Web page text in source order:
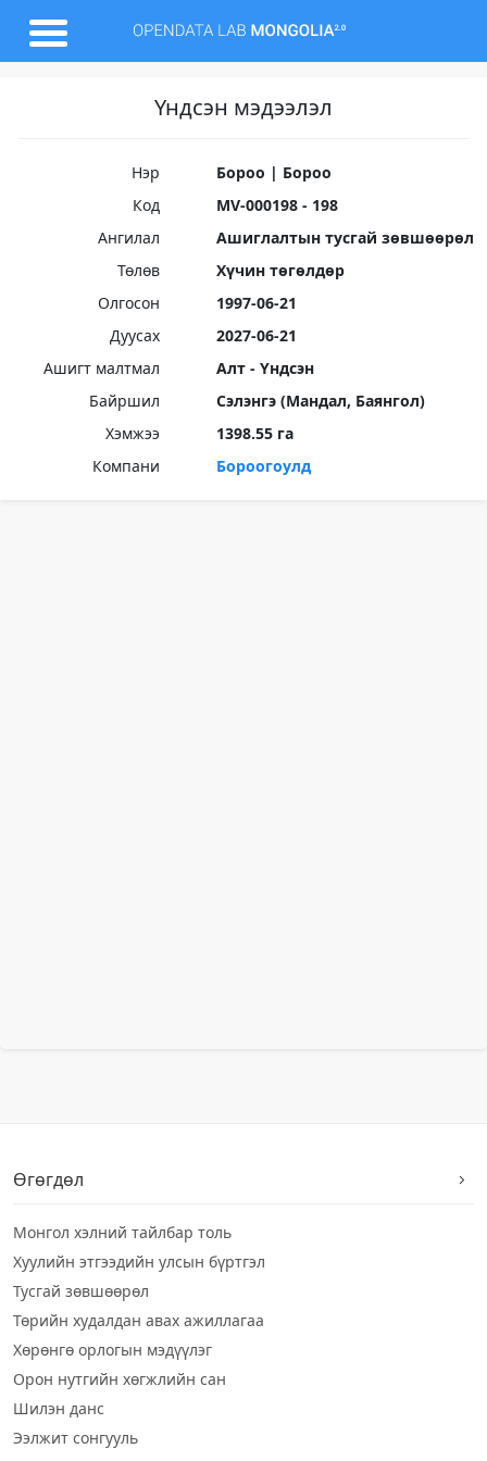
Үндсэн мэдээлэл
Нэр
Бороо | Бороо
Код
MV-000198 - 198
Ангилал
Ашиглалтын тусгай зөвшөөрөл
Төлөв
Хүчин төгөлдөр
Олгосон
1997-06-21
Дуусах
2027-06-21
Ашигт малтмал
Алт - Үндсэн
Байршил
Сэлэнгэ (Мандал, Баянгол)
Хэмжээ
1398.55 га
Компани
Бороогоулд
Өгөгдөл
Монгол хэлний тайлбар толь
Хуулийн этгээдийн улсын бүртгэл
Тусгай зөвшөөрөл
Төрийн худалдан авах ажиллагаа
Хөрөнгө орлогын мэдүүлэг
Орон нутгийн хөгжлийн сан
Шилэн данс
Ээлжит сонгууль